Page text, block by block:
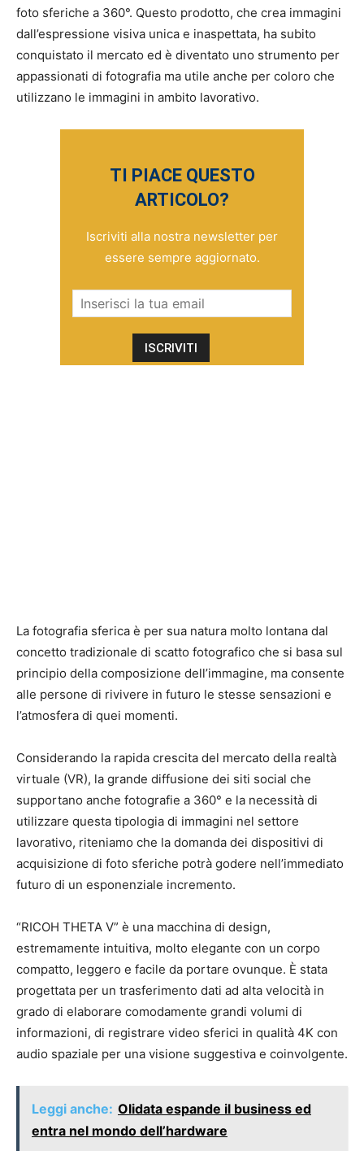
foto sferiche a 360°. Questo prodotto, che crea immagini
dall’espressione visiva unica e inaspettata, ha subito
conquistato il mercato ed è diventato uno strumento per
appassionati di fotografia ma utile anche per coloro che
utilizzano le immagini in ambito lavorativo.
TI PIACE QUESTO
ARTICOLO?
Iscriviti alla nostra newsletter per
essere sempre aggiornato.
La fotografia sferica è per sua natura molto lontana dal
concetto tradizionale di scatto fotografico che si basa sul
principio della composizione dell’immagine, ma consente
alle persone di rivivere in futuro le stesse sensazioni e
l’atmosfera di quei momenti.
Considerando la rapida crescita del mercato della realtà
virtuale (VR), la grande diffusione dei siti social che
supportano anche fotografie a 360° e la necessità di
utilizzare questa tipologia di immagini nel settore
lavorativo, riteniamo che la domanda dei dispositivi di
acquisizione di foto sferiche potrà godere nell’immediato
futuro di un esponenziale incremento.
“RICOH THETA V” è una macchina di design,
estremamente intuitiva, molto elegante con un corpo
compatto, leggero e facile da portare ovunque. È stata
progettata per un trasferimento dati ad alta velocità in
grado di elaborare comodamente grandi volumi di
informazioni, di registrare video sferici in qualità 4K con
audio spaziale per una visione suggestiva e coinvolgente.
Leggi anche: Olidata espande il business ed
entra nel mondo dell’hardware